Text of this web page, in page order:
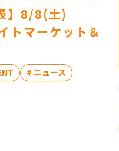
】8/8(土)
トマーケット＆
# ニュース